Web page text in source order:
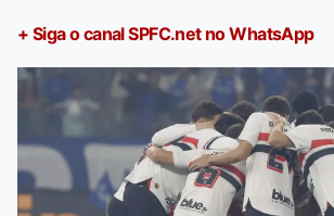
+ Siga o canal SPFC.net no WhatsApp